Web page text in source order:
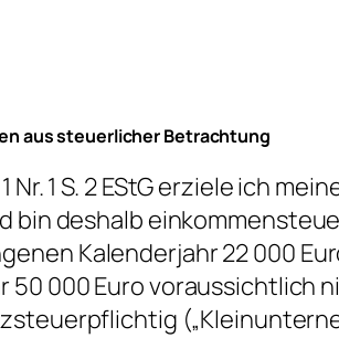
aus steuerlicher Betrachtung
1 Nr. 1 S. 2 EStG erziele ich
bin deshalb
Kalenderjahr 22 000
50 000 Euro voraussichtlich